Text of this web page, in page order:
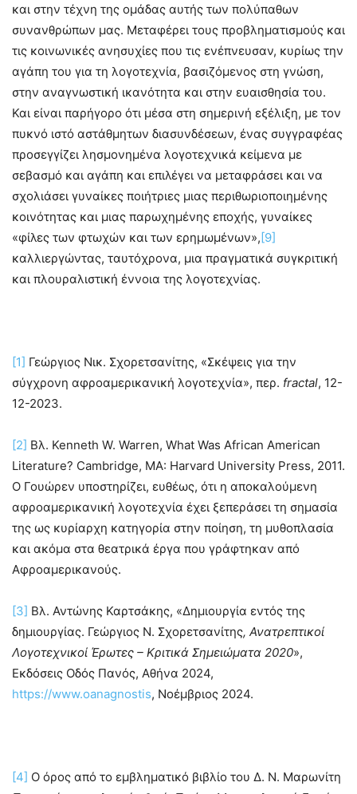
και στην τέχνη της ομάδας αυτής των πολύπαθων
συνανθρώπων μας. Μεταφέρει τους προβληματισμούς και
τις κοινωνικές ανησυχίες που τις ενέπνευσαν, κυρίως την
αγάπη του για τη λογοτεχνία, βασιζόμενος στη γνώση,
στην αναγνωστική ικανότητα και στην ευαισθησία του.
Και είναι παρήγορο ότι μέσα στη σημερινή εξέλιξη, με τον
πυκνό ιστό αστάθμητων διασυνδέσεων, ένας συγγραφέας
προσεγγίζει λησμονημένα λογοτεχνικά κείμενα με
σεβασμό και αγάπη και επιλέγει να μεταφράσει και να
σχολιάσει γυναίκες ποιήτριες μιας περιθωριοποιημένης
κοινότητας και μιας παρωχημένης εποχής, γυναίκες
«φίλες των φτωχών και των ερημωμένων»,[9]
καλλιεργώντας, ταυτόχρονα, μια πραγματικά συγκριτική
και πλουραλιστική έννοια της λογοτεχνίας.
[1] Γεώργιος Νικ. Σχορετσανίτης, «Σκέψεις για την
σύγχρονη αφροαμερικανική λογοτεχνία», περ. fractal, 12-
12-2023.
[2] Βλ. Kenneth W. Warren, What Was African American
Literature? Cambridge, MA: Harvard University Press, 2011.
Ο Γουώρεν υποστηρίζει, ευθέως, ότι η αποκαλούμενη
αφροαμερικανική λογοτεχνία έχει ξεπεράσει τη σημασία
της ως κυρίαρχη κατηγορία στην ποίηση, τη μυθοπλασία
και ακόμα στα θεατρικά έργα που γράφτηκαν από
Αφροαμερικανούς.
[3] Βλ. Αντώνης Καρτσάκης, «Δημιουργία εντός της
δημιουργίας. Γεώργιος Ν. Σχορετσανίτης, Ανατρεπτικοί
Λογοτεχνικοί Έρωτες – Κριτικά Σημειώματα 2020»,
Εκδόσεις Οδός Πανός, Αθήνα 2024,
https://www.oanagnostis, Νοέμβριος 2024.
[4] Ο όρος από το εμβληματικό βιβλίο του Δ. Ν. Μαρωνίτη